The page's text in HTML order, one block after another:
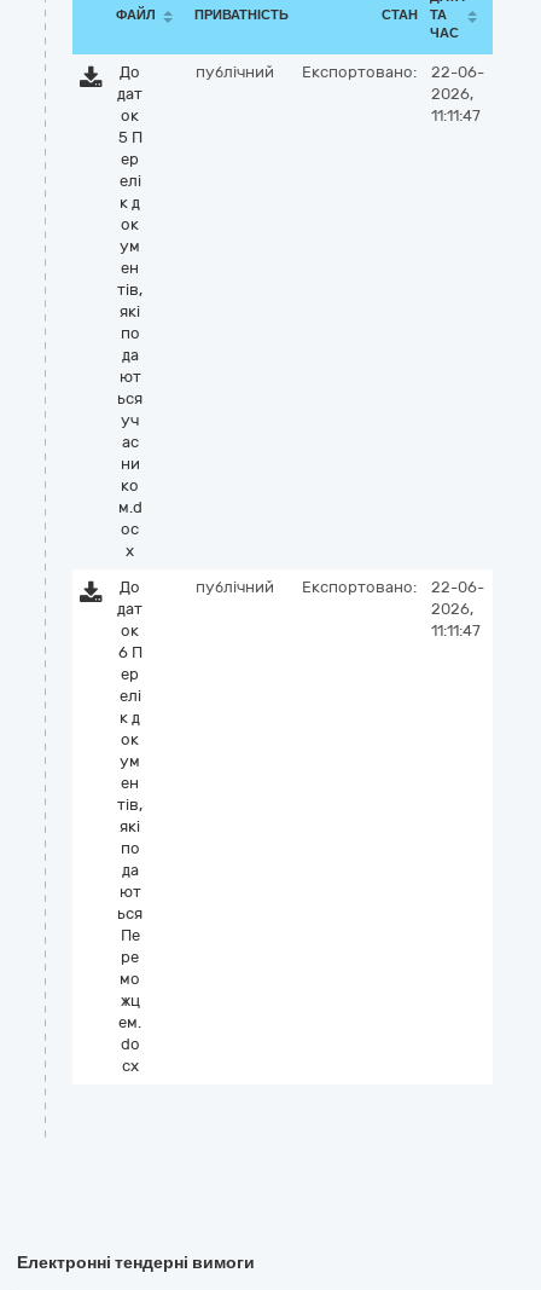
ФАЙЛ ПРИВАТНІСТЬ СТАН
ТА
ЧАС
До
дат
ок
5 П
ер
елі
к д
ок
ум
ен
тів,
які
по
да
ют
ься
уч
ас
ни
ко
м.d
oc
x
публічний Експортовано:
22-06-
2026,
11:11:47
До
дат
ок
6 П
ер
елі
к д
ок
ум
ен
тів,
які
по
да
ют
ься
Пе
ре
мо
жц
ем.
do
cx
публічний Експортовано:
22-06-
2026,
11:11:47
Електронні тендерні вимоги